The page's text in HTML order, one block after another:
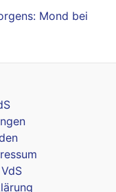
Mond bei